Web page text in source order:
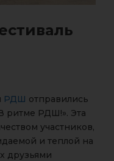
РДШ отправились
ритме РДШ!». Эта
участников,
и теплой на
друзьями